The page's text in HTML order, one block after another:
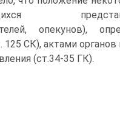
опекунов),
125 СК), актами органов
(ст.34-35 ГК).